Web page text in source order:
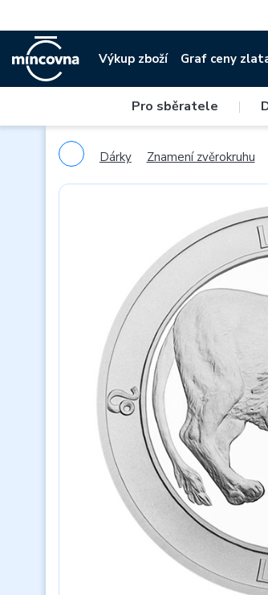
Výkup zboží Graf ceny
Pro sběratele |
Dárky Znamení zvěrokruhu
Previous